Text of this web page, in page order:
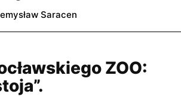
Saracen
ZOO: